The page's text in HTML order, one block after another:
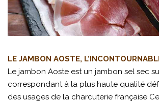
LE JAMBON AOSTE,
Le jambon Aoste est un jambon sel sec
correspondant à la plus haute qualité
des usages de la charcuterie française